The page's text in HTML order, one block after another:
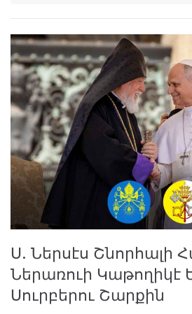
Ս. Ներսէս Շնորհալի
Ներառուի Կաթողիկէ
Սուրբերու Շարքին